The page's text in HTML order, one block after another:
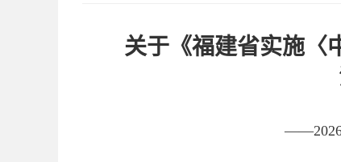
关于《福建省实施〈
——2026